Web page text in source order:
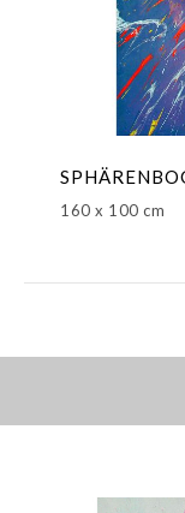
160 x 100 cm